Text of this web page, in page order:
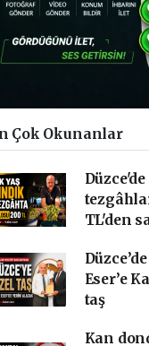
Çok Okunanlar
TL'den
Eser’e
taş
Kan